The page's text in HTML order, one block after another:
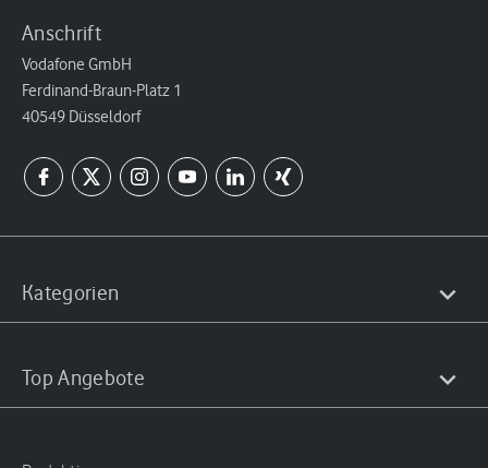
Anschrift
Vodafone GmbH
Ferdinand-Braun-Platz 1
40549 Düsseldorf
Kategorien
Top Angebote